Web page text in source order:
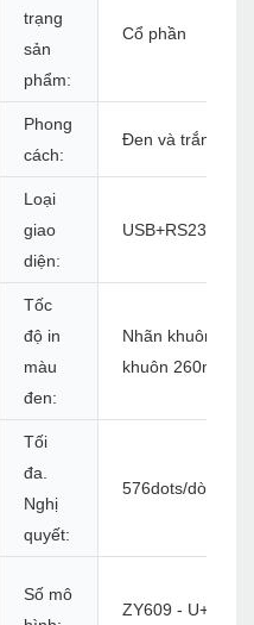
trạng
sản
phẩm:
Cổ phần
Phong
cách:
Đen và trắng
Loại
giao
diện:
Tốc
độ in
màu
đen:
Nhãn khuôn 152
khuôn 260mm/s
Tối
đa.
Nghị
quyết:
576dots/dòng
Số mô
ZY609 -